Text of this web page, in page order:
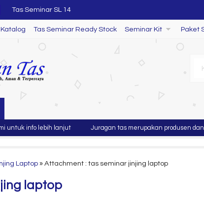
Tas Seminar SL 14
Baju Kaos Wangki
Tas Seminar SL 28
Tas Seminar Jinjing
Tas Seminar Ransel
Katalog Tas Seminar Ready Stock Seminar Kit Paket
info lebih lanjut Juragan tas merupakan produsen dan
Laptop » Attachment : tas seminar jinjing laptop
laptop